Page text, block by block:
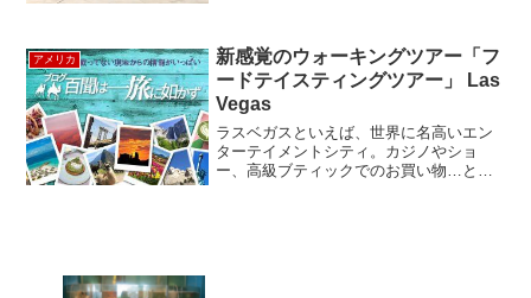
で育つ子供達を楽しませてきました...
アメリカ
新感覚のウォーキングツアー「フ
ードテイスティングツアー」 Las
Vegas
ラスベガスといえば、世界に名高いエン
ターテイメントシティ。カジノやショ
ー、高級ブティックでのお買い物…とお